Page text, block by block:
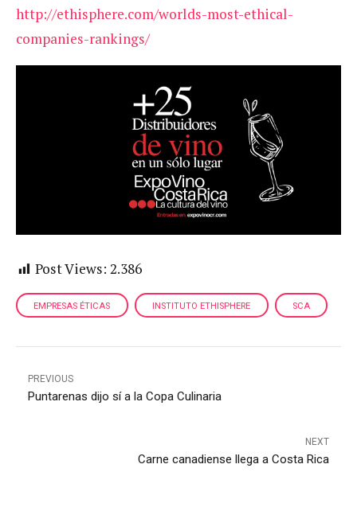
http://ethisphere.com/worlds-most-ethical-
companies-rankings/
Post Views: 2.386
EMPRESAS ÉTICAS INSTITUTO ETHISPHERE SCA
PREVIOUS
Puntarenas dijo sí a la Copa Culinaria
NEXT
Carne canadiense llega a Costa Rica